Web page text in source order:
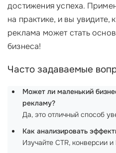
достижения успеха.
на практике, и вы увидите,
реклама может стать
бизнеса!
Часто задаваемые
Может ли маленький
рекламу?
Да, это отличный способ
Как анализировать
Изучайте CTR, конверсии и